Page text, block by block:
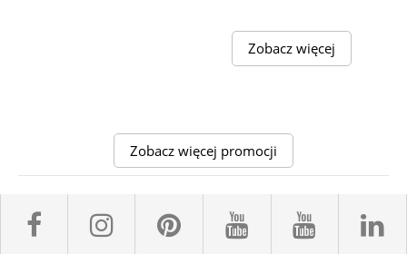
Zobacz więcej
Zobacz więcej promocji
facebook sklepyBELPOL
instagram
pinterestyoutube